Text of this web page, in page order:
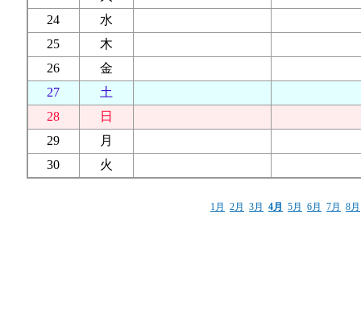
24
水
25
木
26
金
27
土
28
日
29
月
30
火
1月 2月 3月 4月 5月 6月 7月 8月